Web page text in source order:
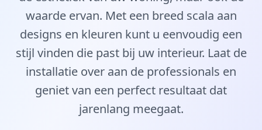
waarde ervan. Met een breed scala aan
designs en kleuren kunt u eenvoudig een
stijl vinden die past bij uw interieur. Laat de
installatie over aan de professionals en
geniet van een perfect resultaat dat
jarenlang meegaat.